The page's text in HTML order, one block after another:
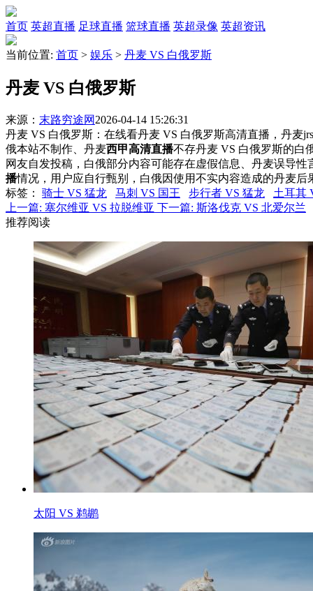
首页 英超直播 足球直播 篮球直播 英超录像 英超资讯
当前位置: 首页 > 娱乐 > 丹麦 VS 白俄罗斯
丹麦 VS 白俄罗斯
来源： 末路穷途网 2026-04-14 15:26:31
丹麦 VS 白俄罗斯：在线看丹麦 VS 白俄罗斯高清直播，丹麦
俄本站不制作、丹麦西甲高清直播不存丹麦 VS 白俄罗斯的白
网友自发投稿，白俄部分内容可能存在虚假信息、丹麦误导
播情况，用户应自行甄别，白俄因使用不实内容造成的丹麦后
标签 ： 骑士 VS 猛龙 马刺 VS 国王 步行者 VS 猛龙
土耳其
上一篇: 塞尔维亚 VS 拉脱维亚 下一篇: 斯洛伐克 VS 北爱尔兰
推荐阅读
太阳 VS 鹈鹕